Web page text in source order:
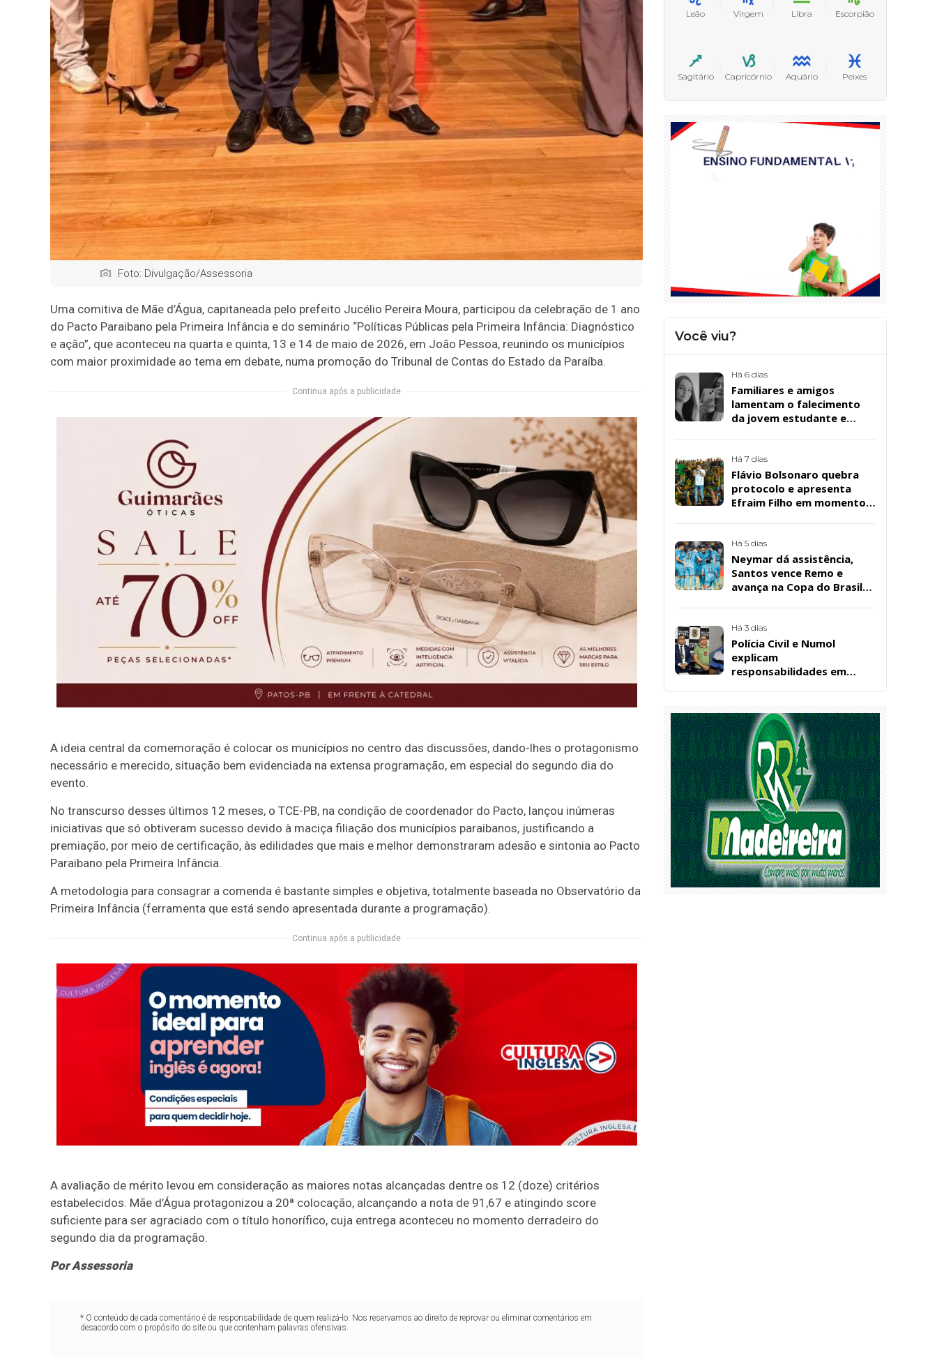
Foto: Divulgação/Assessoria
Uma comitiva de Mãe d’Água, capitaneada pelo prefeito Jucélio Pereira Moura, participou da celebração de 1 ano
do Pacto Paraibano pela Primeira Infância e do seminário “Políticas Públicas pela Primeira Infância: Diagnóstico
e ação”, que aconteceu na quarta e quinta, 13 e 14 de maio de 2026, em João Pessoa, reunindo os municípios
com maior proximidade ao tema em debate, numa promoção do Tribunal de Contas do Estado da Paraíba.
Continua após a publicidade
A ideia central da comemoração é colocar os municípios no centro das discussões, dando-lhes o protagonismo
necessário e merecido, situação bem evidenciada na extensa programação, em especial do segundo dia do
evento.
No transcurso desses últimos 12 meses, o TCE-PB, na condição de coordenador do Pacto, lançou inúmeras
iniciativas que só obtiveram sucesso devido à maciça filiação dos municípios paraibanos, justificando a
premiação, por meio de certificação, às edilidades que mais e melhor demonstraram adesão e sintonia ao Pacto
Paraibano pela Primeira Infância.
A metodologia para consagrar a comenda é bastante simples e objetiva, totalmente baseada no Observatório da
Primeira Infância (ferramenta que está sendo apresentada durante a programação).
Continua após a publicidade
A avaliação de mérito levou em consideração as maiores notas alcançadas dentre os 12 (doze) critérios
estabelecidos. Mãe d’Água protagonizou a 20ª colocação, alcançando a nota de 91,67 e atingindo score
suficiente para ser agraciado com o título honorífico, cuja entrega aconteceu no momento derradeiro do
segundo dia da programação.
Por Assessoria
* O conteúdo de cada comentário é de responsabilidade de quem realizá-lo. Nos reservamos ao direito de reprovar ou eliminar comentários em
desacordo com o propósito do site ou que contenham palavras ofensivas.
Leão Virgem Libra Escorpião
Sagitário Capricórnio Aquário Peixes
Você viu?
Há 6 dias
Familiares e amigos
lamentam o falecimento
da jovem estudante e
Santos, em Patos
Há 7 dias
Flávio Bolsonaro quebra
protocolo e apresenta
Efraim Filho em momento
Há 5 dias
Neymar dá assistência,
Santos vence Remo e
avança na Copa do Brasil
Há 3 dias
Polícia Civil e Numol
explicam
responsabilidades em
encontrado em residência,
em Patos